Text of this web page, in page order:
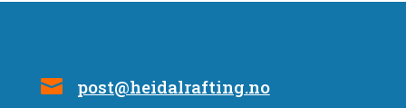
post@heidalrafting.no